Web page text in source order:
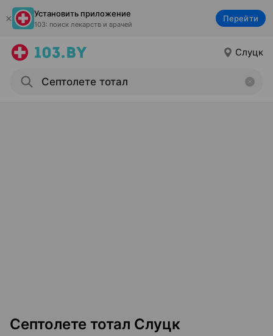
Установить приложение
103: поиск лекарств и врачей
Перейти
Слуцк
Септолете тотал Слуцк